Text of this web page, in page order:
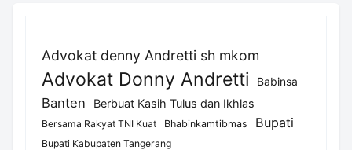
Advokat denny Andretti sh mkom
Advokat Donny Andretti Babinsa
Banten Berbuat Kasih Tulus dan Ikhlas
Bersama Rakyat TNI Kuat Bhabinkamtibmas Bupati
Bupati Kabupaten Tangerang